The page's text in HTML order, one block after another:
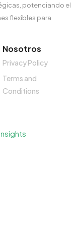
potenciando el
flexibles para
Nosotros
Privacy Policy
Terms and
Conditions